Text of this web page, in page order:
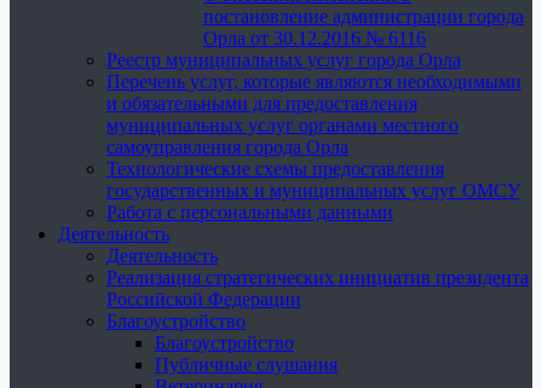
постановление администрации города
Орла от 30.12.2016 № 6116
Реестр муниципальных услуг города Орла
Перечень услуг, которые являются необходимыми
и обязательными для предоставления
муниципальных услуг органами местного
самоуправления города Орла
Технологические схемы предоставления
государственных и муниципальных услуг ОМСУ
Работа с персональными данными
Деятельность
Деятельность
Реализация стратегических инициатив президента
Российской Федерации
Благоустройство
Благоустройство
Публичные слушания